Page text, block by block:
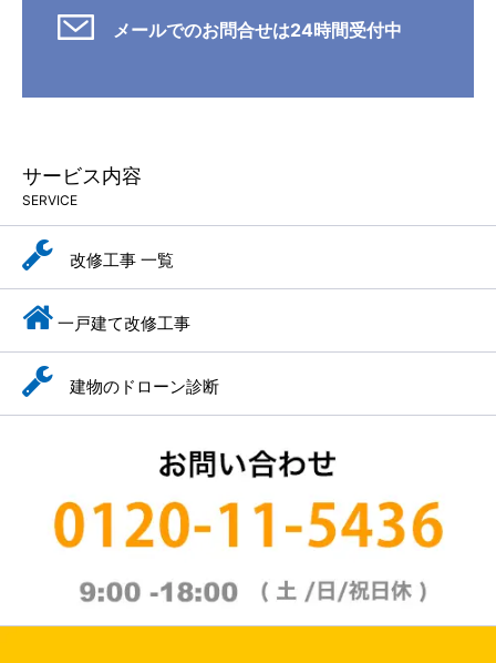
メールでのお問合せは24時間受付中
サービス内容
SERVICE
改修工事 一覧
一戸建て改修工事
建物のドローン診断